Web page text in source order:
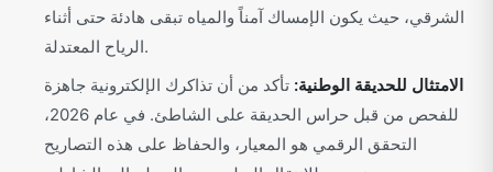
الشرقي، حيث يكون الإمساك آمناً والمياه تبقى هادئة حتى أثناء
الرياح المعتدلة.
الامتثال للحديقة الوطنية: تأكد من أن تذاكرك الإلكترونية جاهزة
للفحص من قبل حراس الحديقة على الشاطئ. في عام 2026،
التحقق الرقمي هو المعيار، والحفاظ على هذه التصاريح